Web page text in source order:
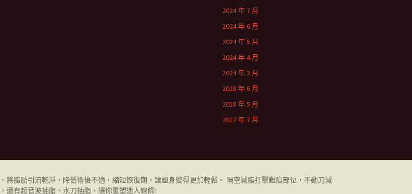
2024 年 7 月
2024 年 6 月
2024 年 5 月
2024 年 4 月
2024 年 3 月
2018 年 6 月
2018 年 5 月
2017 年 7 月
將脂肪引流乾淨，降低術後不適，縮短恢復期，讓塑身變得更加輕鬆。 隔空減脂打擊難瘦部位，不動刀減
還有超音波抽脂、水刀抽脂，讓你重塑迷人線條!